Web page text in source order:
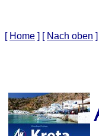
[ Home ] [ Nach oben ]